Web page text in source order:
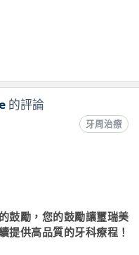
的評論
牙周治療
鼓勵，您的鼓勵讓璽瑞美
提供高品質的牙科療程！